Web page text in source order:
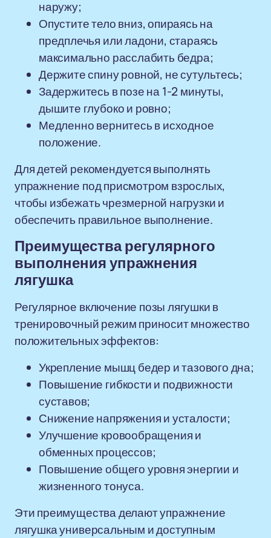
наружу;
Опустите тело вниз, опираясь на
предплечья или ладони, стараясь
максимально расслабить бедра;
Держите спину ровной, не сутультесь;
Задержитесь в позе на 1-2 минуты,
дышите глубоко и ровно;
Медленно вернитесь в исходное
положение.
Для детей рекомендуется выполнять
упражнение под присмотром взрослых,
чтобы избежать чрезмерной нагрузки и
обеспечить правильное выполнение.
Преимущества регулярного
выполнения упражнения
лягушка
Регулярное включение позы лягушки в
тренировочный режим приносит множество
положительных эффектов:
Укрепление мышц бедер и тазового дна;
Повышение гибкости и подвижности
суставов;
Снижение напряжения и усталости;
Улучшение кровообращения и
обменных процессов;
Повышение общего уровня энергии и
жизненного тонуса.
Эти преимущества делают упражнение
лягушка универсальным и доступным